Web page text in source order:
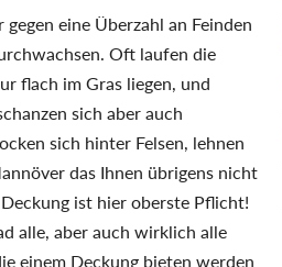
eine Überzahl an Feinden
Oft laufen die
flach im Gras liegen, und
sich aber auch
sich hinter Felsen, lehnen
das Ihnen übrigens nicht
ist hier oberste Pflicht!
alle, aber auch wirklich alle
einem Deckung bieten werden